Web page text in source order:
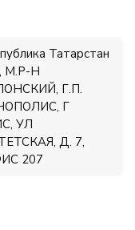
Татарстан
М.Р-Н
Г.П.
Г
УЛ
Д. 7,
207